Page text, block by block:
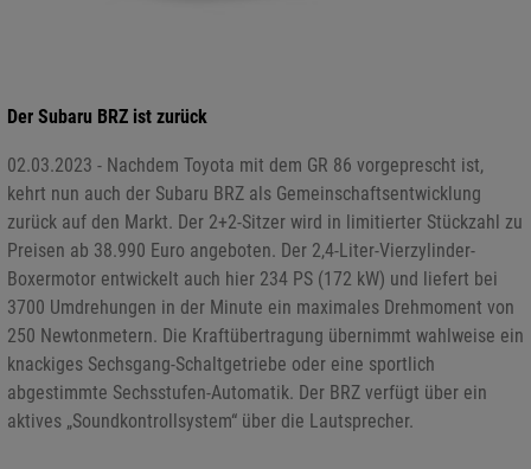
Der Subaru BRZ ist zurück
02.03.2023 - Nachdem Toyota mit dem GR 86 vorgeprescht ist,
kehrt nun auch der Subaru BRZ als Gemeinschaftsentwicklung
zurück auf den Markt. Der 2+2-Sitzer wird in limitierter Stückzahl zu
Preisen ab 38.990 Euro angeboten. Der 2,4-Liter-Vierzylinder-
Boxermotor entwickelt auch hier 234 PS (172 kW) und liefert bei
3700 Umdrehungen in der Minute ein maximales Drehmoment von
250 Newtonmetern. Die Kraftübertragung übernimmt wahlweise ein
knackiges Sechsgang-Schaltgetriebe oder eine sportlich
abgestimmte Sechsstufen-Automatik. Der BRZ verfügt über ein
aktives „Soundkontrollsystem“ über die Lautsprecher.